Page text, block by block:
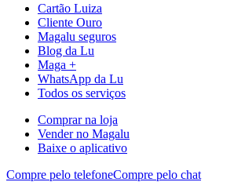
Cartão Luiza
Cliente Ouro
Magalu seguros
Blog da Lu
Maga +
WhatsApp da Lu
Todos os serviços
Comprar na loja
Vender no Magalu
Baixe o aplicativo
Compre pelo telefoneCompre pelo chat